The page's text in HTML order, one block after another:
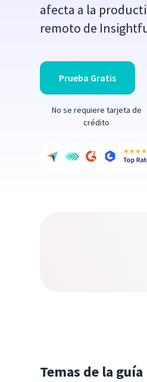
afecta a la
remoto de
Prueba Gratis
No se requiere tarjeta de
crédito
Temas de la guía